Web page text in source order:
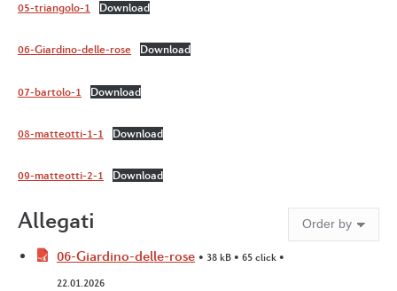
05-triangolo-1 Download
06-Giardino-delle-rose Download
07-bartolo-1 Download
08-matteotti-1-1 Download
09-matteotti-2-1 Download
Allegati
06-Giardino-delle-rose • 38 kB • 65 click •
22.01.2026